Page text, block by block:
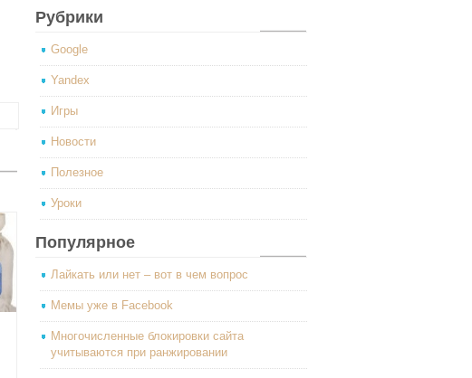
Рубрики
Google
Yandex
Игры
Новости
Полезное
Уроки
Популярное
Лайкать или нет – вот в чем вопрос
Мемы уже в Facebook
Многочисленные блокировки сайта
учитываются при ранжировании